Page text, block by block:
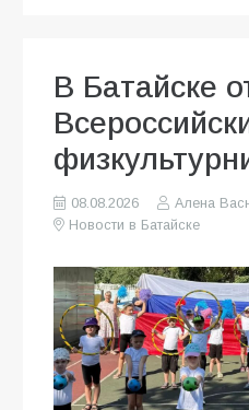
В Батайске
08.08.2026
Алена
Новости в Батайске